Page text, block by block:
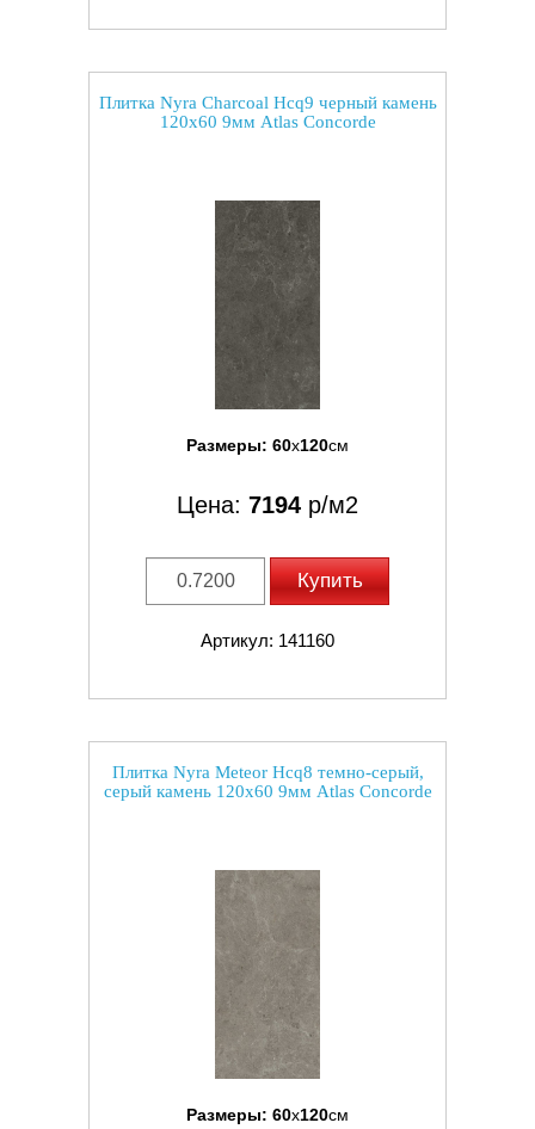
Плитка Nyra Charcoal Hcq9 черный камень
120x60 9мм Atlas Concorde
Размеры: 60x120см
Цена: 7194 р/м2
Купить
Артикул: 141160
Плитка Nyra Meteor Hcq8 темно-серый,
серый камень 120x60 9мм Atlas Concorde
Размеры: 60x120см